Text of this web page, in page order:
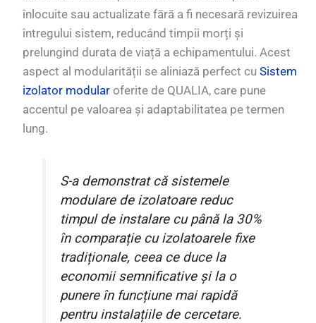
înlocuite sau actualizate fără a fi necesară revizuirea
întregului sistem, reducând timpii morți și
prelungind durata de viață a echipamentului. Acest
aspect al modularității se aliniază perfect cuSistem
izolator modularoferite de QUALIA, care pune
accentul pe valoarea și adaptabilitatea pe termen
lung.
S-a demonstrat că sistemele
modulare de izolatoare reduc
timpul de instalare cu până la 30%
în comparație cu izolatoarele fixe
tradiționale, ceea ce duce la
economii semnificative și la o
punere în funcțiune mai rapidă
pentru instalațiile de cercetare.